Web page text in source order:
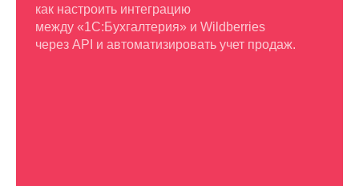
как настроить интеграцию
между «1С:Бухгалтерия» и Wildberries
через API и автоматизировать учет продаж.